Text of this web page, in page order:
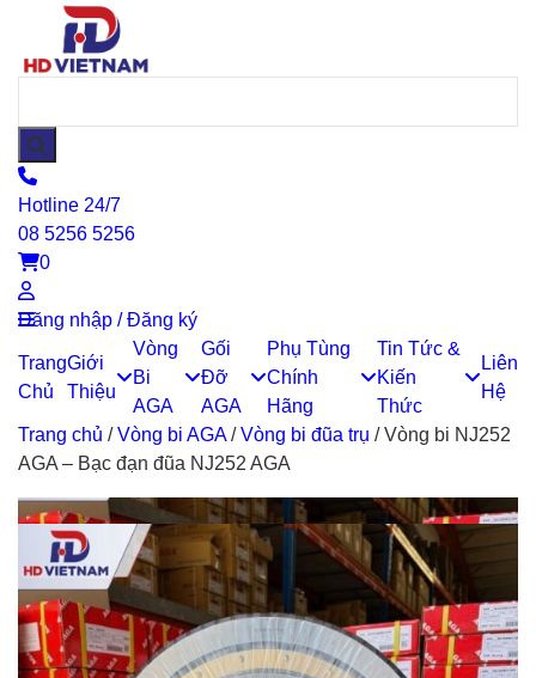
Hotline 24/7
08 5256 5256
0
Đăng nhập / Đăng ký
Trang
Chủ
Giới
Thiệu
Vòng
Bi
AGA
Gối
Đỡ
AGA
Phụ Tùng
Chính
Hãng
Tin Tức &
Kiến
Thức
Liên
Hệ
Trang chủ /Vòng bi AGA/Vòng bi đũa trụ /Vòng bi NJ252
AGA – Bạc đạn đũa NJ252 AGA